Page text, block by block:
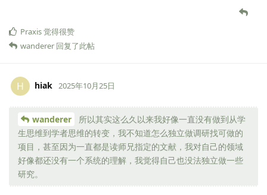
Praxis觉得很赞
wanderer 回复了此帖
H hiak 2025年10月25日
wanderer
所以其实这么久以来我好像一直没有做到从学
生思维到学者思维的转变，我不知道怎么独立做调研找可做的
项目，甚至因为一直都是读师兄指定的文献，我对自己的领域
好像都还没有一个系统的理解，我觉得自己也没法独立做一些
研究。